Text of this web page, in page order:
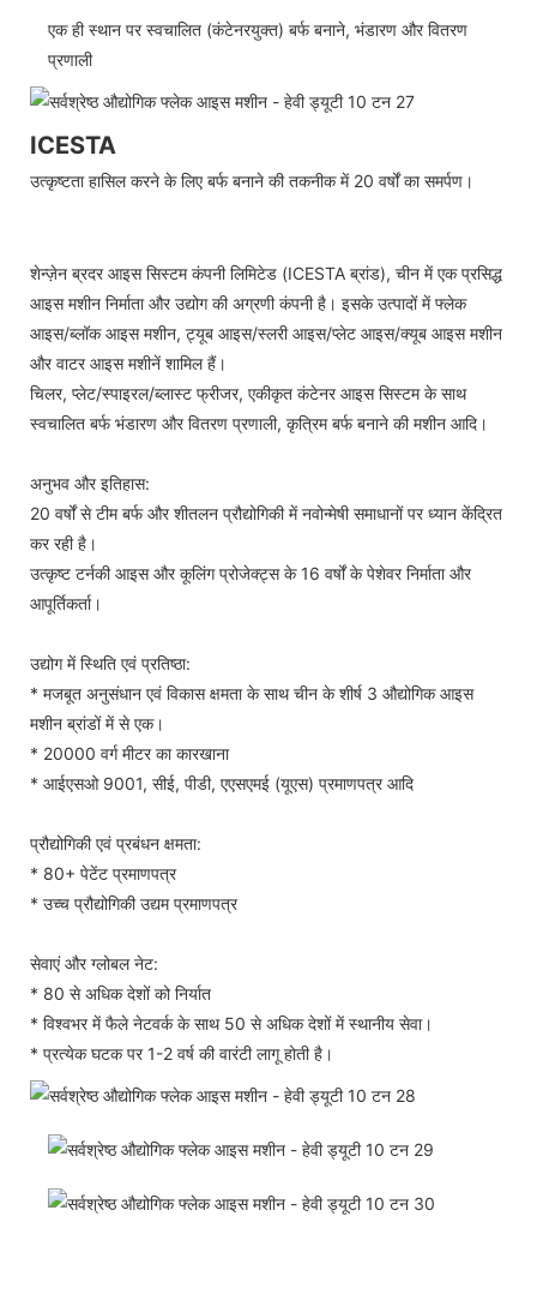
एक ही स्थान पर स्वचालित (कंटेनरयुक्त) बर्फ बनाने, भंडारण और वितरण
प्रणाली
ICESTA
उत्कृष्टता हासिल करने के लिए बर्फ बनाने की तकनीक में 20 वर्षों का समर्पण।
शेन्ज़ेन ब्रदर आइस सिस्टम कंपनी लिमिटेड (ICESTA ब्रांड), चीन में एक प्रसिद्ध
आइस मशीन निर्माता और उद्योग की अग्रणी कंपनी है। इसके उत्पादों में फ्लेक
आइस/ब्लॉक आइस मशीन, ट्यूब आइस/स्लरी आइस/प्लेट आइस/क्यूब आइस मशीन
और वाटर आइस मशीनें शामिल हैं।
चिलर, प्लेट/स्पाइरल/ब्लास्ट फ्रीजर, एकीकृत कंटेनर आइस सिस्टम के साथ
स्वचालित बर्फ भंडारण और वितरण प्रणाली, कृत्रिम बर्फ बनाने की मशीन आदि।
अनुभव और इतिहास:
20 वर्षों से टीम बर्फ और शीतलन प्रौद्योगिकी में नवोन्मेषी समाधानों पर ध्यान केंद्रित
कर रही है।
उत्कृष्ट टर्नकी आइस और कूलिंग प्रोजेक्ट्स के 16 वर्षों के पेशेवर निर्माता और
आपूर्तिकर्ता।
उद्योग में स्थिति एवं प्रतिष्ठा:
* मजबूत अनुसंधान एवं विकास क्षमता के साथ चीन के शीर्ष 3 औद्योगिक आइस
मशीन ब्रांडों में से एक।
* 20000 वर्ग मीटर का कारखाना
* आईएसओ 9001, सीई, पीडी, एएसएमई (यूएस) प्रमाणपत्र आदि
प्रौद्योगिकी एवं प्रबंधन क्षमता:
* 80+ पेटेंट प्रमाणपत्र
* उच्च प्रौद्योगिकी उद्यम प्रमाणपत्र
सेवाएं और ग्लोबल नेट:
* 80 से अधिक देशों को निर्यात
* विश्वभर में फैले नेटवर्क के साथ 50 से अधिक देशों में स्थानीय सेवा।
* प्रत्येक घटक पर 1-2 वर्ष की वारंटी लागू होती है।